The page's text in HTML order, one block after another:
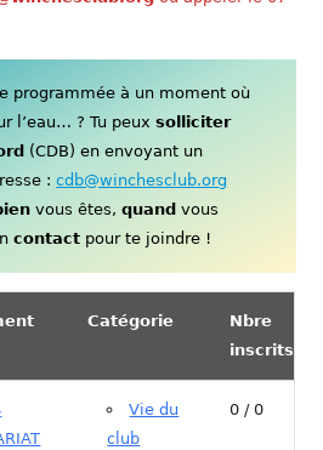
programmée à un moment où
l’eau… ? Tu peuxsolliciter
(CDB) en envoyant un
:cdb@winchesclub.org
vous êtes,quand vous
contact pour te joindre !
Catégorie
Nbre
inscrits
Vie du
club
0 / 0